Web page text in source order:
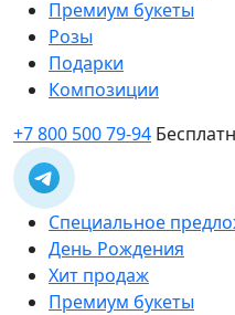
Премиум букеты
Розы
Подарки
Композиции
+7 800 500 79-94
Специальное
День Рождения
Хит продаж
Премиум букеты